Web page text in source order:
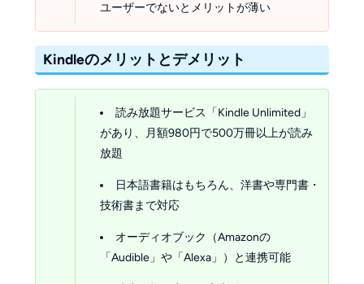
ユーザーでないとメリットが薄い
Kindleのメリットとデメリット
読み放題サービス「Kindle Unlimited」
があり、月額980円で500万冊以上が読み
放題
日本語書籍はもちろん、洋書や専門書・
技術書まで対応
オーディオブック（Amazonの
「Audible」や「Alexa」）と連携可能